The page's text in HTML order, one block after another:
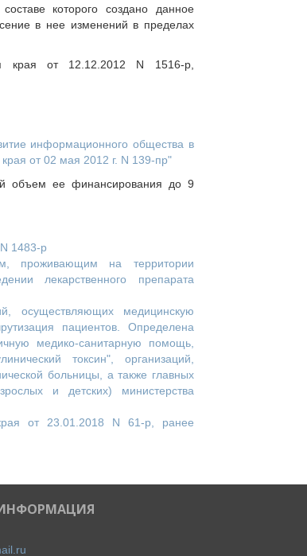
которого создано данное
в нее изменений в пределах
края от 12.12.2012 N 1516-р,
информационного общества в
от 02 мая 2012 г. N 139-пр"
объем ее финансирования до 9
1483-р
проживающим на территории
лекарственного препарата
осуществляющих медицинскую
пациентов. Определена
медико-санитарную помощь,
токсин", организаций,
больницы, а также главных
и детских) министерства
от 23.01.2018 N 61-р, ранее